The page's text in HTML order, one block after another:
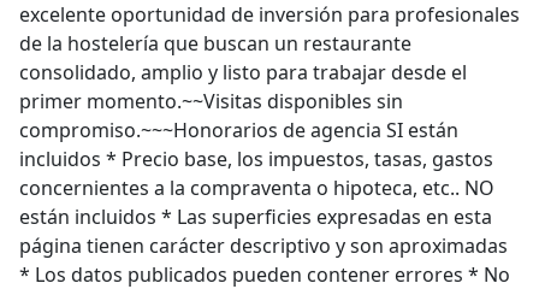
excelente oportunidad de inversión para profesionales
de la hostelería que buscan un restaurante
consolidado, amplio y listo para trabajar desde el
primer momento.~~Visitas disponibles sin
compromiso.~~~Honorarios de agencia SI están
incluidos * Precio base, los impuestos, tasas, gastos
concernientes a la compraventa o hipoteca, etc.. NO
están incluidos * Las superficies expresadas en esta
página tienen carácter descriptivo y son aproximadas
* Los datos publicados pueden contener errores * No